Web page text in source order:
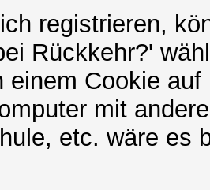
registrieren,
Rückkehr?'
einem Cookie
mit
etc. wäre es